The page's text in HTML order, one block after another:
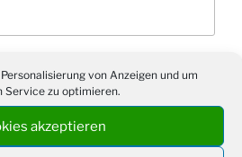
von Anzeigen und um
Service zu optimieren.
akzeptieren